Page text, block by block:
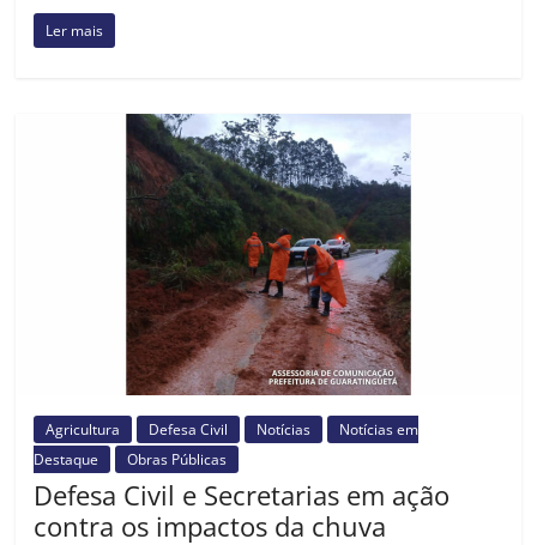
Ler mais
Agricultura Defesa Civil Notícias
Notícias em
Destaque
Obras Públicas
Defesa Civil e Secretarias em ação
contra os impactos da chuva